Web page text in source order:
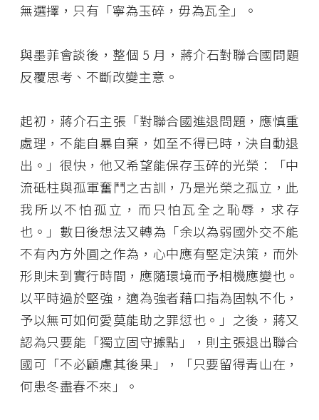
無選擇，只有「寧為玉碎，毋為瓦全」。
與墨菲會談後，整個 5 月，蔣介石對聯合國問題
反覆思考、不斷改變主意。
起初，蔣介石主張「對聯合國進退問題，應慎重
處理，不能自暴自棄，如至不得已時，決自動退
出。」很快，他又希望能保存玉碎的光榮：「中
流砥柱與孤軍奮鬥之古訓，乃是光榮之孤立，此
我所以不怕孤立，而只怕瓦全之恥辱，求存
也。」數日後想法又轉為「余以為弱國外交不能
不有內方外圓之作為，心中應有堅定決策，而外
形則未到實行時間，應隨環境而予相機應變也。
以平時過於堅強，適為強者藉口指為固執不化，
予以無可如何愛莫能助之罪愆也。」之後，蔣又
認為只要能「獨立固守據點」，則主張退出聯合
國可「不必顧慮其後果」，「只要留得青山在，
何患冬盡春不來」。